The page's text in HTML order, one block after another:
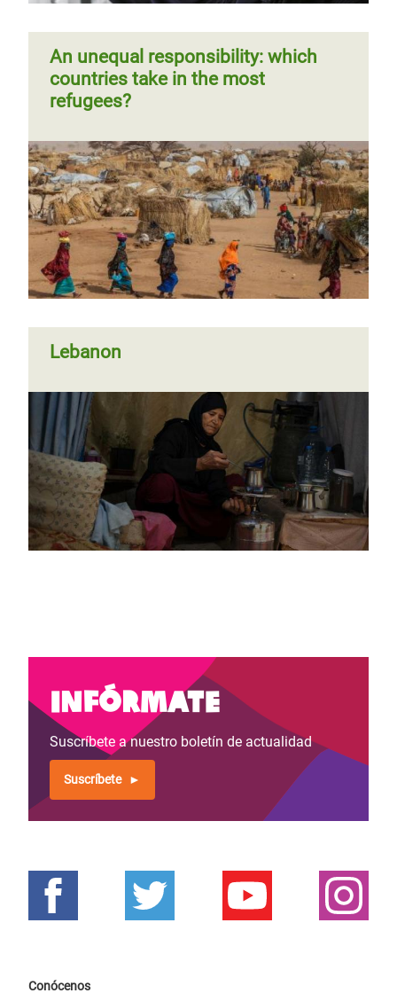
An unequal responsibility: which
countries take in the most
refugees?
Lebanon
Infórmate
Suscríbete a nuestro boletín de actualidad
Suscríbete
Conócenos